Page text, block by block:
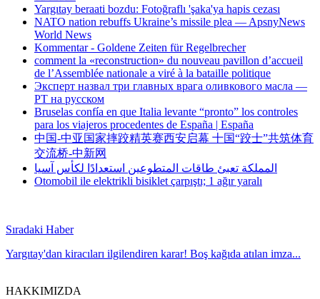
Yargıtay beraati bozdu: Fotoğraflı 'şaka'ya hapis cezası
NATO nation rebuffs Ukraine’s missile plea — ApsnyNews
World News
Kommentar - Goldene Zeiten für Regelbrecher
comment la «reconstruction» du nouveau pavillon d’accueil
de l’Assemblée nationale a viré à la bataille politique
Эксперт назвал три главных врага оливкового масла —
РТ на русском
Bruselas confía en que Italia levante “pronto” los controles
para los viajeros procedentes de España | España
中国-中亚国家摔跤精英赛西安启幕 十国“跤士”共筑体育
交流桥-中新网
المملكة تعبئ طاقات المتطوعين استعدادًا لكأس آسيا
Otomobil ile elektrikli bisiklet çarpıştı; 1 ağır yaralı
Sıradaki Haber
Yargıtay'dan kiracıları ilgilendiren karar! Boş kağıda atılan imza...
HAKKIMIZDA